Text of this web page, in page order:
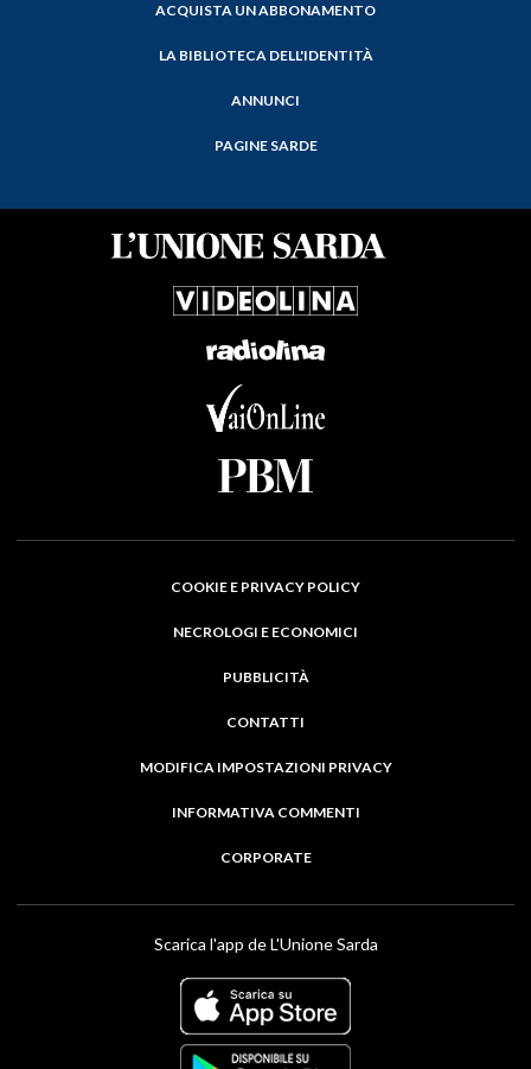
ACQUISTA UN ABBONAMENTO
LA BIBLIOTECA DELL'IDENTITÀ
ANNUNCI
PAGINE SARDE
COOKIE E PRIVACY POLICY
NECROLOGI E ECONOMICI
PUBBLICITÀ
CONTATTI
MODIFICA IMPOSTAZIONI PRIVACY
INFORMATIVA COMMENTI
CORPORATE
Scarica l'app de L'Unione Sarda